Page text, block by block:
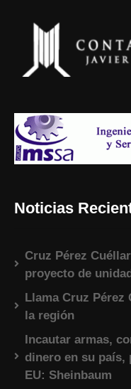
Noticias
Cruz Pérez
proyecto de
Llama Cruz Pérez
la región
Incautar armas,
dinero en su país,
EU: Sheinbaum